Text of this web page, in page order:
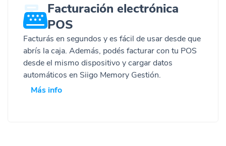
Facturación electrónica
POS
Facturás en segundos yes fácil de usar desde que
abrís la caja. Además, podés facturar con tu POS
desde el mismo dispositivo y cargar datos
automáticos en Siigo Memory Gestión.
Más info